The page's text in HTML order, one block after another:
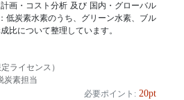
画・コスト分析 及び 国内・グローバル
低炭素水素のうち、グリーン水素、ブル
比について整理しています。
ライセンス）
炭素担当
必要ポイント: 20pt